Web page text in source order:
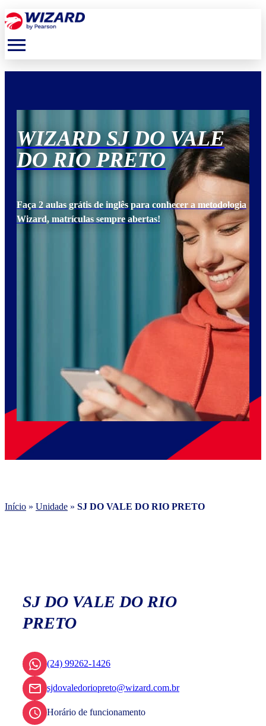
menu
WIZARD SJ DO VALE
DO RIO PRETO
Faça 2 aulas grátis de inglês para conhecer a metodologia
Wizard, matrículas sempre abertas!
Início » Unidade » SJ DO VALE DO RIO PRETO
SJ DO VALE DO RIO
PRETO
(24) 99262-1426
sjdovaledoriopreto@wizard.com.br
Horário de funcionamento